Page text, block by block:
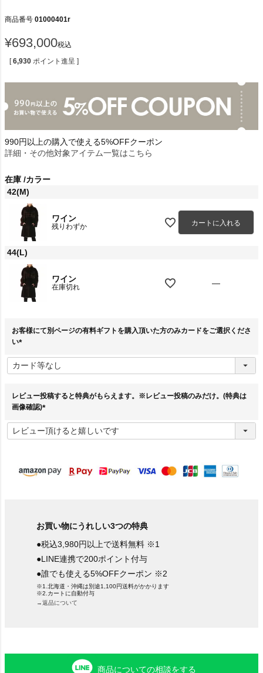
商品番号 01000401r
¥693,000税込
[ 6,930 ポイント進呈 ]
990円以上の購入で使える5%OFFクーポン
詳細・その他対象アイテム一覧はこちら
在庫 カラー
42(M)
ワイン
残りわずか カートに入れる
44(L)
ワイン
在庫切れ —
お客様にて別ページの有料ギフトを購入頂いた方のみカードをご選択くださ
い
必
須
レビュー投稿すると特典がもらえます。※レビュー投稿のみだけ。(特典は
画像確認)
必
須
お買い物にうれしい3つの特典
●税込3,980円以上で送料無料 ※1
●LINE連携で200ポイント付与
●誰でも使える5%OFFクーポン ※2
※1.北海道・沖縄は別途1,100円送料がかかります
※2.カートに自動付与
→返品について
商品についての相談をする